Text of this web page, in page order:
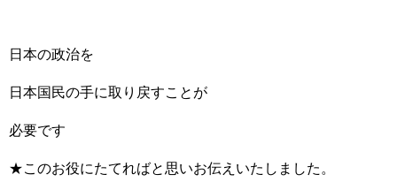
日本の政治を
日本国民の手に取り戻すことが
必要です
★このお役にたてればと思いお伝えいたしました。